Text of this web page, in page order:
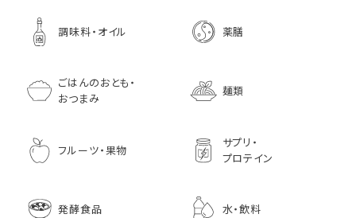
調味料・オイル 薬膳
ごはんのおとも・
おつまみ
麺類
フルーツ・果物
サプリ・
プロテイン
発酵食品 水・飲料